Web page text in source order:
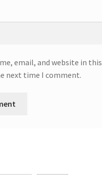
email, and website in this
next time I comment.